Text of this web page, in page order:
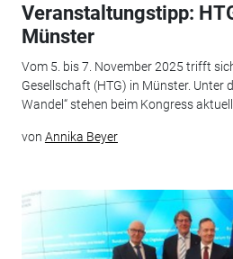
Veranstaltungstipp:
Münster
Vom 5. bis 7. November 2025 trifft
Gesellschaft (HTG) in Münster. Unter
Wandel“ stehen beim Kongress
von Annika Beyer